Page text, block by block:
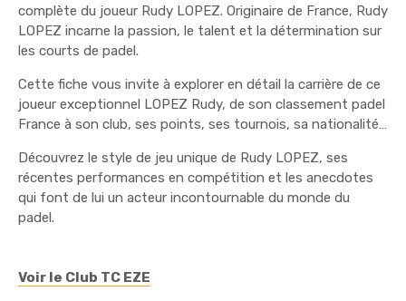
complète du joueur Rudy LOPEZ. Originaire de France, Rudy
LOPEZ incarne la passion, le talent et la détermination sur
les courts de padel.
Cette fiche vous invite à explorer en détail la carrière de ce
joueur exceptionnel LOPEZ Rudy, de son classement padel
France à son club, ses points, ses tournois, sa nationalité…
Découvrez le style de jeu unique de Rudy LOPEZ, ses
récentes performances en compétition et les anecdotes
qui font de lui un acteur incontournable du monde du
padel.
Voir le Club TC EZE